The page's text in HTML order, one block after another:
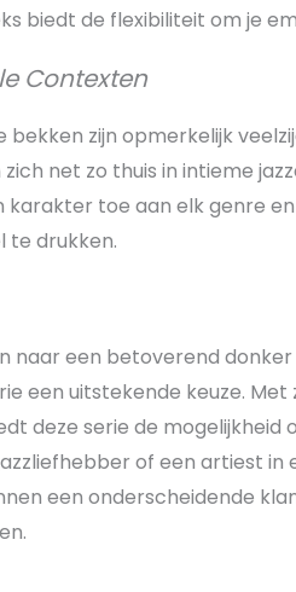
biedt de flexibiliteit om je
Contexten
bekken zijn opmerkelijk
net zo thuis in intieme
toe aan elk genre
te drukken.
naar een betoverend
een uitstekende keuze.
deze serie de mogelijkheid
of een artiest in
een onderscheidende